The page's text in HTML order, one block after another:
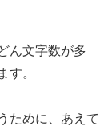
ん文字数が多
す。
ために、あえて